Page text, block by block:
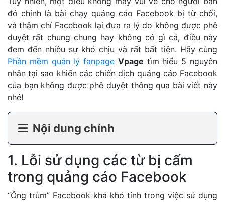
đó chính là bài chạy quảng cáo Facebook bị từ chối,
và thậm chí Facebook lại đưa ra lý do không được phê
duyệt rất chung chung hay không có gì cả, điều này
đem đến nhiều sự khó chịu và rất bất tiện. Hãy cùng
Phần mềm quản lý fanpage Vpage tìm hiểu 5 nguyên
nhân tại sao khiến các chiến dịch quảng cáo Facebook
của bạn không được phê duyệt thông qua bài viết này
nhé!
Nội dung chính
1. Lỗi sử dụng các từ bị cấm
trong quảng cáo Facebook
“Ông trùm” Facebook khá khó tính trong việc sử dụng